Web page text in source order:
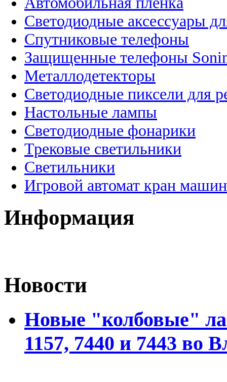
Светодиодные аксессуары
Спутниковые телефоны
Защищенные телефоны
Металлодетекторы
Светодиодные пиксели для
Настольные лампы
Светодиодные фонарики
Трековые светильники
Светильники
Игровой автомат кран
Информация
Новости
Новые "колбовые"
1157, 7440 и 7443 во